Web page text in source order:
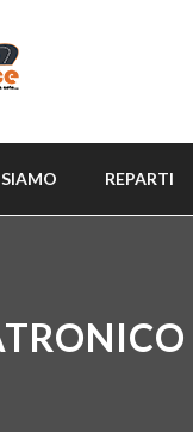
REPARTI